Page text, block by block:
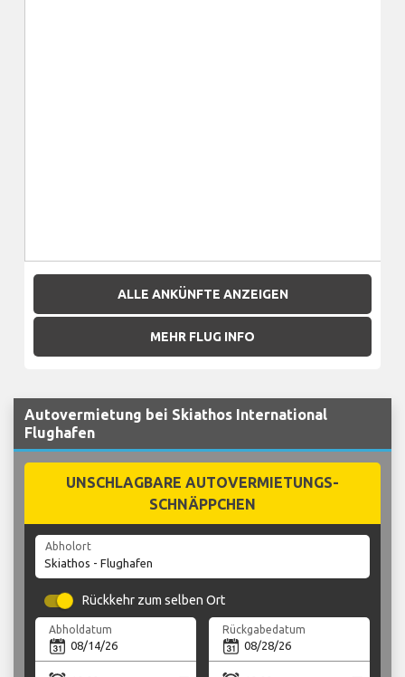
ALLE ANKÜNFTE ANZEIGEN
MEHR FLUG INFO
Autovermietung bei Skiathos International
Flughafen
UNSCHLAGBARE AUTOVERMIETUNGS-
SCHNÄPPCHEN
Abholort
Rückkehr zum selben Ort
Abholdatum Rückgabedatum